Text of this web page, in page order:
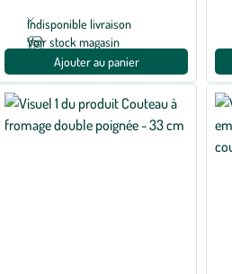
Indisponible livraison
Voir stock magasin
Ajouter au panier